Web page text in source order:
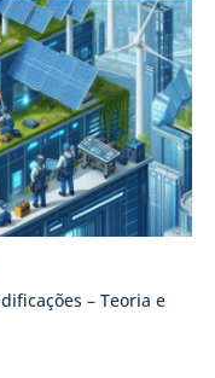
– Teoria e